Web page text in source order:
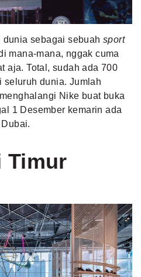
sebagai sebuah sport
mana-mana, nggak cuma
aja. Total, sudah ada 700
seluruh dunia. Jumlah
Nike buat buka
1 Desember kemarin ada
Timur